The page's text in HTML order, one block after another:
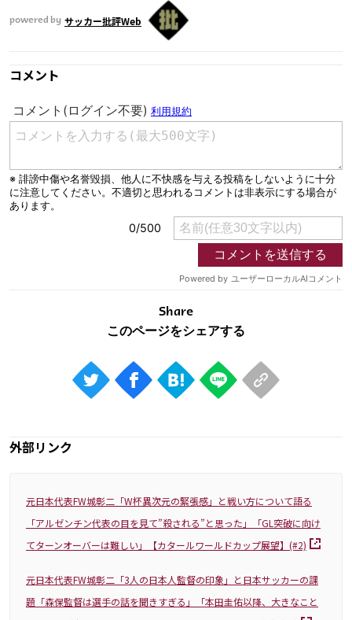
powered by サッカー批評Web
コメント
Share
外部リンク
元日本代表FW城彰二「W杯異次元の緊張感」と戦い方について語る
「アルゼンチン代表の目を見て”殺される”と思った」「GL突破に向け
てターンオーバーは難しい」【カタールワールドカップ展望】(#2)
元日本代表FW城彰二「3人の日本人監督の印象」と日本サッカーの課
題「森保監督は選手の話を聞きすぎる」「本田圭佑以降、大きなこと